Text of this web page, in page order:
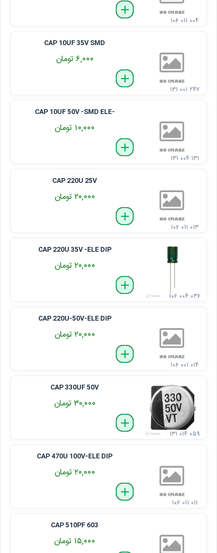
delete
remove
add
۱۰۶ ۰۱۱ ۰۰۴
CAP 10UF 35V SMD
۶,۰۰۰ تومان
delete
remove
add
۱۳۱ ۰۰۱ ۲۴۷
CAP 10UF 50V -SMD ELE-
۱۰,۰۰۰ تومان
delete
remove
add
۱۳۱ ۰۰۴ ۱۳۱
CAP 220U 25V
۲۰,۰۰۰ تومان
delete
remove
add
۱۰۶ ۰۱۱ ۰۱۳
CAP 220U 35V -ELE DIP
۲۰,۰۰۰ تومان
delete
remove
add
۱۰۶ ۰۰۴ ۰۳۶
CAP 220U-50V-ELE DIP
۲۰,۰۰۰ تومان
delete
remove
add
۱۰۶ ۰۰۱ ۰۱۴
CAP 330UF 50V
۳۰,۰۰۰ تومان
delete
remove
add
۱۳۱ ۰۱۴ ۰۵۹
CAP 470U 100V-ELE DIP
۲۰,۰۰۰ تومان
delete
remove
add
۱۰۶ ۰۱۱ ۰۱۱
CAP 510PF 603
۱۵,۰۰۰ تومان